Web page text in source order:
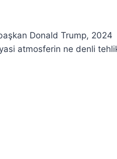
Donald Trump, 2024
atmosferin ne denli